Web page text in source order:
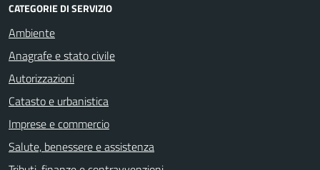
CATEGORIE DI SERVIZIO
Ambiente
Anagrafe e stato civile
Autorizzazioni
Catasto e urbanistica
Imprese e commercio
Salute, benessere e assistenza